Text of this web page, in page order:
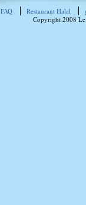
FAQ Restaurant Halal
Copyright 2008